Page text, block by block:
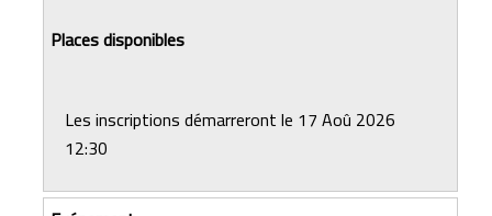
Les inscriptions démarreront le 17 Aoû 2026
12:30